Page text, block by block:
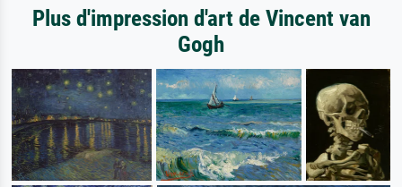
Plus d'impression d'art de Vincent van
Gogh